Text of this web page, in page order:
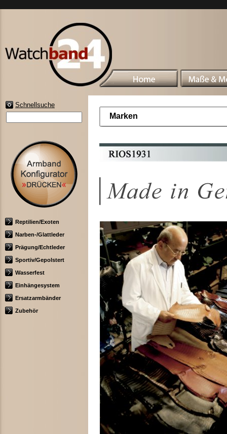
Schnellsuche
Reptilien/Exoten
Narben-/Glattleder
Prägung/Echtleder
Sportiv/Gepolstert
Wasserfest
Einhängesystem
Ersatzarmbänder
Zubehör
Marken